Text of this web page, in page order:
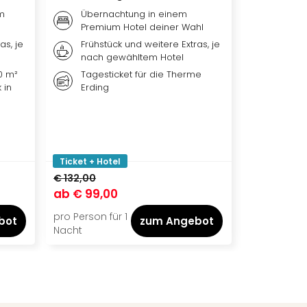
je
m²
in
Übernachtung in einem
Premium Hotel deiner Wahl
Frühstück und weitere Extras, je
nach gewähltem Hotel
Tagesticket für die Therme
Erding
Ticket + Hotel
€ 132,00
ab € 99,00
pro Person für 1
Nacht
zum Angebot